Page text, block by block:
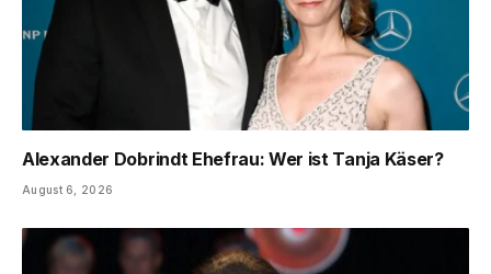
Alexander Dobrindt Ehefrau: Wer ist Tanja Käser?
August 6, 2026